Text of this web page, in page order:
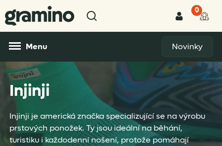
0
Menu Novinky
Injinji
Injinji je americká značka specializující se na výrobu
prstových ponožek. Ty jsou ideální na běhání,
turistiku i každodenní nošení, protože pomáhají